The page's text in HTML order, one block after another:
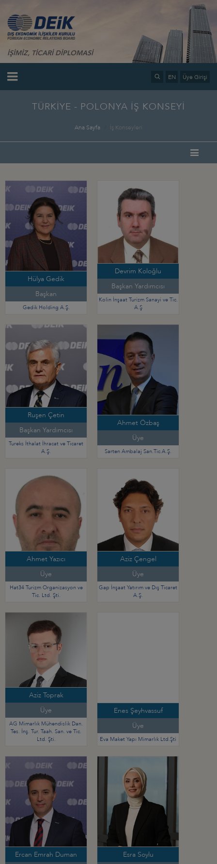
İŞİMİZ, TİCARİ DİPLOMASİ
EN Üye Girişi
TÜRKİYE - POLONYA İŞ KONSEYİ
Ana Sayfa İş Konseyleri
Hülya Gedik
Başkan
Gedik Holding A.Ş.
Devrim Koloğlu
Başkan Yardımcısı
Kolin İnşaat Turizm Sanayi ve Tic.
A.Ş
Ruşen Çetin
Başkan Yardımcısı
Tureks İthalat İhracat ve Ticaret
A.Ş.
Ahmet Özbaş
Üye
Sarten Ambalaj San.Tic.A.Ş.
Ahmet Yazıcı
Üye
Hat34 Turizm Organizasyon ve
Tic. Ltd. Şti.
Aziz Çengel
Üye
Gap İnşaat Yatırım ve Dış Ticaret
A.Ş.
Aziz Toprak
Üye
AG Mimarlık Mühendislik Dan.
Tes. İnş. Tur. Taah. San. ve Tic.
Ltd. Şti.
Enes Şeyhvassuf
Üye
Eva Maket Yapı Mimarlık Ltd.Şti
Ercan Emrah Duman
Esra Soylu